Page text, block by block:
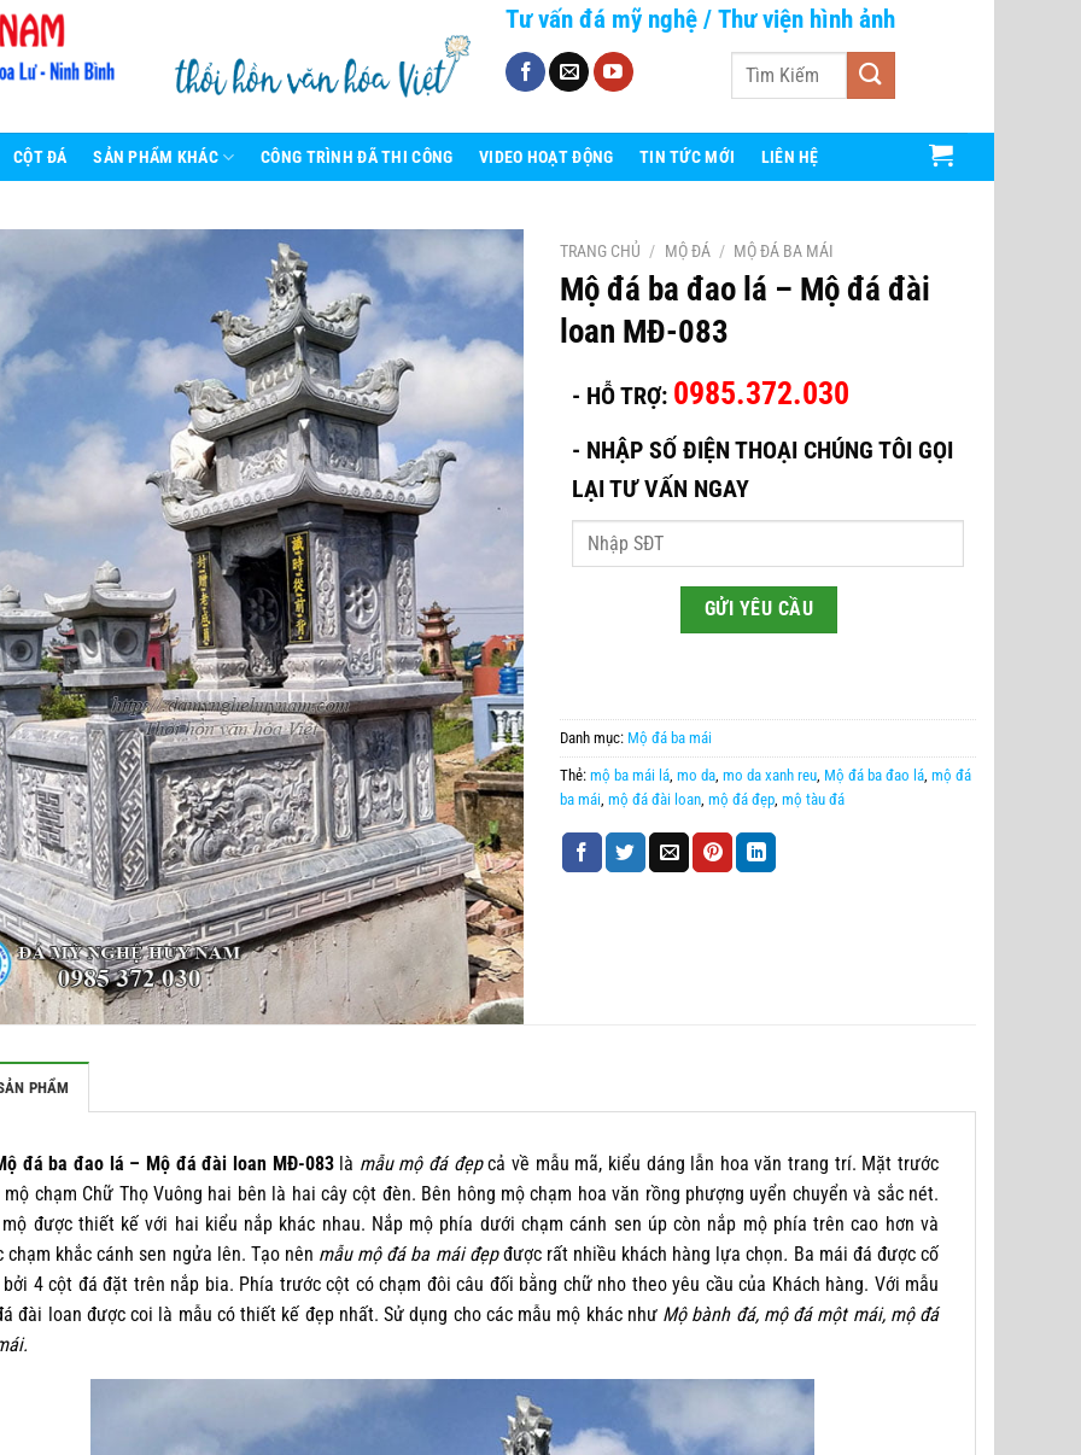
Tư vấn đá mỹ nghệ/ Thư viện hình ảnh
Tìm
CỘT ĐÁ SẢN PHẨM KHÁC CÔNG TRÌNH ĐÃ THI CÔNG VIDEO HOẠT ĐỘNG TIN TỨC MỚI LIÊN HỆ
TRANG CHỦ / MỘ ĐÁ / MỘ ĐÁ BA MÁI
Mộ đá ba đao lá – Mộ đá đài
loan MĐ-083
- HỖ TRỢ: 0985.372.030
- NHẬP SỐ ĐIỆN THOẠI CHÚNG TÔI GỌI
LẠI TƯ VẤN NGAY
Danh mục: Mộ đá ba mái
Thẻ:mộ ba mái lá ,mo da ,mo da xanh reu Mộ đá ba đao lá ,mộ đá
ba mái ,mộ đá đài loan ,mộ đá đẹp ,mộ tàu đá
PHẨM
đá ba đao lá – Mộ đá đài loan MĐ-083là mẫu mộ đá đẹpcả về mẫu mã, kiểu dáng lẫn hoa văn trang trí. Mặt trước
chạm Chữ Thọ Vuông hai bên là hai cây cột đèn. Bên hông mộ chạm hoa văn rồng phượng uyển chuyển và sắc nét.
mộ được thiết kế với hai kiểu nắp khác nhau. Nắp mộ phía dưới chạm cánh sen úp còn nắp mộ phía trên cao hơn và
chạm khắc cánh sen ngửa lên. Tạo nên mẫu mộ đá ba mái đẹpđược rất nhiều khách hàng lựa chọn. Ba mái đá được cố
4 cột đá đặt trên nắp bia. Phía trước cột có chạm đôi câu đối bằng chữ nho theo yêu cầu của Khách hàng. Với mẫu
đài loan được coi là mẫu có thiết kế đẹp nhất. Sử dụng cho các mẫu mộ khác như Mộ bành đá, mộ đá một mái, mộ đá